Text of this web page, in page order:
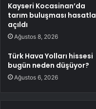
Kayseri Kocasinan’da
tarım buluşması hasatla
açıldı
Ağustos 8, 2026
Türk Hava Yolları hissesi
bugün neden düşüyor?
Ağustos 6, 2026